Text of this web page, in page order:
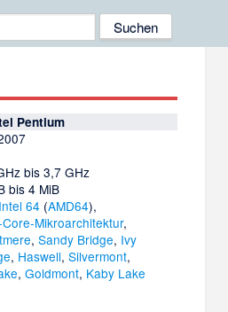
Pentium
bis 3,7 GHz
bis 4 MiB
Intel 64 (AMD64),
Mikroarchitektur,
,Sandy Bridge, Ivy
, Haswell,Silvermont,
,Goldmont, Kaby Lake